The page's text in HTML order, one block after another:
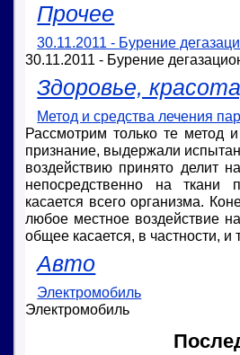
Прочее
30.11.2011 - Бурение
30.11.2011 - Бурение
Здоровье,
Метод и средства лечения
Рассмотрим только те метод
признание, выдержали
воздействию принято делит
непосредственно на ткани
касается всего организма.
любое местное воздействие
общее касается, в частности, и
Авто
Электромобиль
Электромобиль